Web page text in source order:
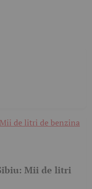
Mii de litri